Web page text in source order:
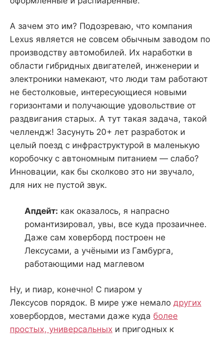
А зачем это им? Подозреваю, что компания
Lexus является не совсем обычным заводом по
производству автомобилей. Их наработки в
области гибридных двигателей, инженерии и
электроники намекают, что люди там работают
не бестолковые, интересующиеся новыми
горизонтами и получающие удовольствие от
раздвигания старых. А тут такая задача, такой
челлендж! Засунуть 20+ лет разработок и
целый поезд с инфраструктурой в маленькую
коробочку с автономным питанием — слабо?
Инновации, как бы сколково это ни звучало,
для них не пустой звук.
Апдейт: как оказалось, я напрасно
романтизировал, увы, все куда прозаичнее.
Даже сам ховерборд построен не
Лексусами, а учёными из Гамбурга,
работающими над маглевом
Ну, и пиар, конечно! С пиаром у
Лексусов порядок. В мире уже немало других
ховербордов, местами даже куда более
простых, универсальных и пригодных к